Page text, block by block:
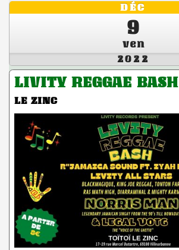
DÉC
9
ven
2022
LIVITY REGGAE BASH
LE ZINC